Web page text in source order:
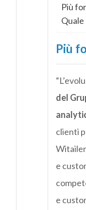
Più
Quale
Più
del
clienti
e
e